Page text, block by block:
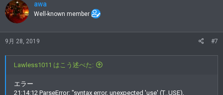
awa
Well-known member
9月 28, 2019 #7
Lawless1011 はこう述べた:
エラー
21:14:12 ParseError: "syntax error, unexpected 'use' (T_USE),